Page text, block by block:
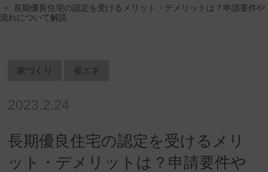
長期優良住宅の認定を受けるメリット・デメリットは？申請要件や
流れについて解説
家づくり 省エネ
2023.2.24
長期優良住宅の認定を受けるメリ
ット・デメリットは？申請要件や